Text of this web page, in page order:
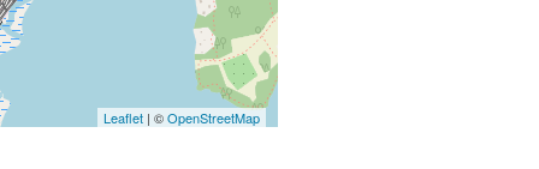
Leaflet | ©OpenStreetMap